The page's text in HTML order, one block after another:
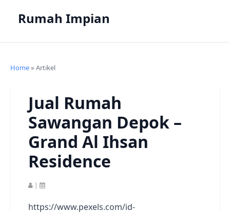
Rumah Impian
Home» Artikel
Jual Rumah
Sawangan Depok –
Grand Al Ihsan
Residence
|
https://www.pexels.com/id-